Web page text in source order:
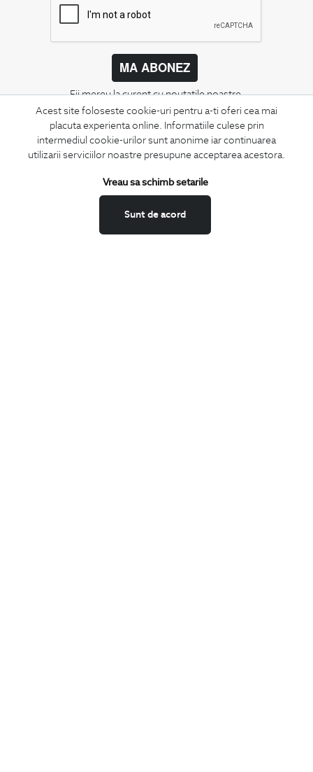
Acest site foloseste cookie-uri pentru a-ti oferi cea mai
placuta experienta online. Informatiile culese prin
intermediul cookie-urilor sunt anonime iar continuarea
utilizarii serviciilor noastre presupune acceptarea acestora.
Sunt de acord
Vreau sa schimb setarile
MA ABONEZ
Fii mereu la curent cu noutatile noastre,
oferte speciale si trenduri in moda masculina.
CONCIERGE
Termeni si conditii
Schimburi si retur
Securitatea datelor
Feedback site
ANPC